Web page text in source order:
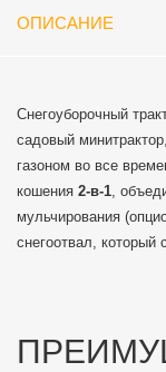
ОПИСАНИЕ
Снегоуборочный
садовый
газоном во все
кошения 2-в-1,
мульчирования
снегоотвал,